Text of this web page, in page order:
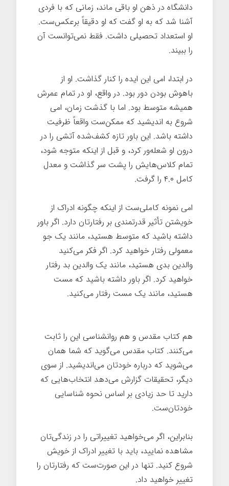
دانشگاه در ذهن او باقی ماند، زمانی که با فردی
آشنا شد که به او گفت که او دقیقاً برعکس‌ست.
او استعداد تحصیلی داشت. فقط نمی‌توانست آن
را ببیند.
در ابتدا، امی این ایده را کنار گذاشت. او از
باهوش بودن دور بود. در واقع، او در تمام عمرش
همیشه متوسط بود. اما با گذشت زمان، امی
شروع به اندیشید که ممکن‌ست واقعاً ظرفیت
داشته باشد. این باور تازه کشف‌شده آتشی را در
درون او شعله‌ور کرد، و قبل از اینکه متوجه شود،
تمام کلاس‌هایش را پشت سر گذاشت و معدل
کامل ۴.۰ را گرفت.
امی نمونه کاملی‌ست از اینکه چگونه ادراک از
خویشتن تأثیر قدرتمندی بر رفتارتان دارد. اگر باور
داشته باشید که متوسط هستید، مانند یک جو
معمولی رفتار خواهید کرد. اگر فکر می‌کنید
والدین بدی هستید، مانند یک والدین بد رفتار
خواهید کرد. اگر باور داشته باشید که مست
هستید، مانند یک مست رفتار می‌کنید.
هم کتاب مقدس و هم روانشناسی این را ثابت
می‌کنند. کتاب مقدس می‌گوید که شما همان
می‌شوید که درباره خودتان می‌اندیشید. از سوی
دیگر، تحقیقات گزارش می‌دهد انتخاب‌هایی که
دارید تا حد زیادی بر اساس نحوه شناسایی
خودتان‌ست.
بنابراین، اگر می‌خواهید تغییراتی را در زندگی‌تان
مشاهده نماييد، باید با تغییر ادراک از خویش
شروع کنید. تنها در این صورت‌ست که رفتارتان را
تغییر خواهید داد.